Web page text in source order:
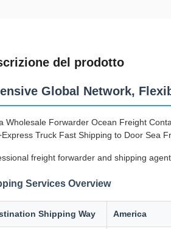
del prodotto
Global Network,
Wholesale Forwarder Ocean Freight
Truck Fast Shipping to Door Sea
freight forwarder and shipping
Services Overview
Shipping Way America